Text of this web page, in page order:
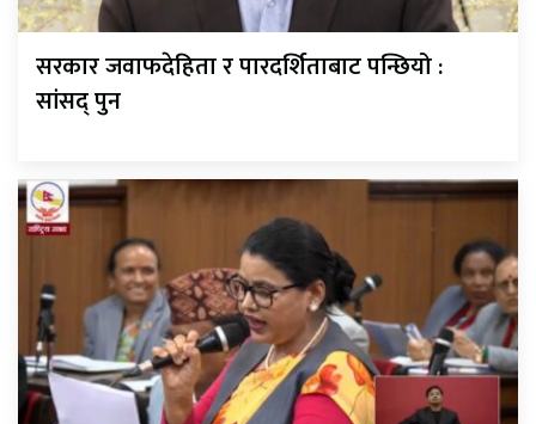
सरकार जवाफदेहिता र पारदर्शिताबाट पन्छियो :
सांसद् पुन